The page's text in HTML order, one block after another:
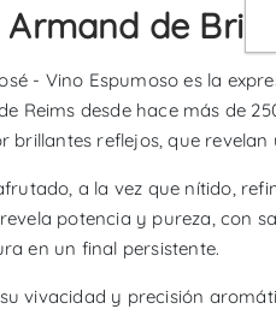
Armand de
- Vino Espumoso es la
Reims desde hace más de
brillantes reflejos, que
a la vez que nítido,
potencia y pureza, con
en un final persistente.
vivacidad y precisión